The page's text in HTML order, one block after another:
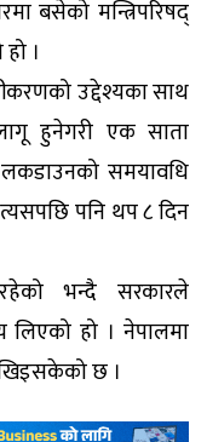
बसेको मन्त्रिपरिषद्
।
उद्देश्यका साथ
हुनेगरी एक साता
समयावधि
पनि थप ८ दिन
भन्दै सरकारले
लिएको हो । नेपालमा
छ ।